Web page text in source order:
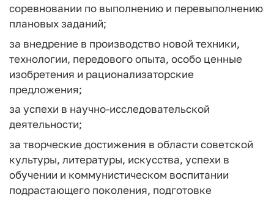
соревновании по выполнению и перевыполнению
плановых заданий;
за внедрение в производство новой техники,
технологии, передового опыта, особо ценные
изобретения и рационализаторские
предложения;
за успехи в научно-исследовательской
деятельности;
за творческие достижения в области советской
культуры, литературы, искусства, успехи в
обучении и коммунистическом воспитании
подрастающего поколения, подготовке